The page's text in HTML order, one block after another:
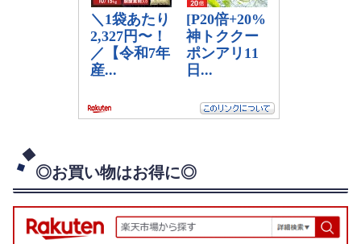
◎お買い物はお得に◎